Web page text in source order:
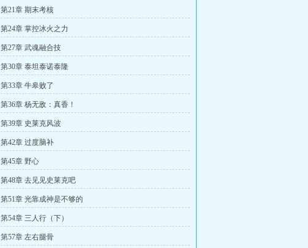
第21章 期末考核
第24章 掌控冰火之力
第27章 武魂融合技
第30章 泰坦泰诺泰隆
第33章 牛皋败了
第36章 杨无敌：真香！
第39章 史莱克风波
第42章 过度脑补
第45章 野心
第48章 去见见史莱克吧
第51章 光靠成神是不够的
第54章 三人行（下）
第57章 左右腿骨